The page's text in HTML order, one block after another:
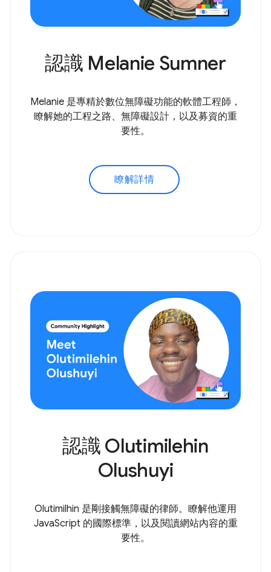
認識 Melanie Sumner
Melanie 是專精於數位無障礙功能的軟體工程師，
瞭解她的工程之路、無障礙設計，以及募資的重
要性。
瞭解詳情
認識 Olutimilehin
Olushuyi
Olutimilhin 是剛接觸無障礙的律師。瞭解他運用
JavaScript 的國際標準，以及閱讀網站內容的重
要性。